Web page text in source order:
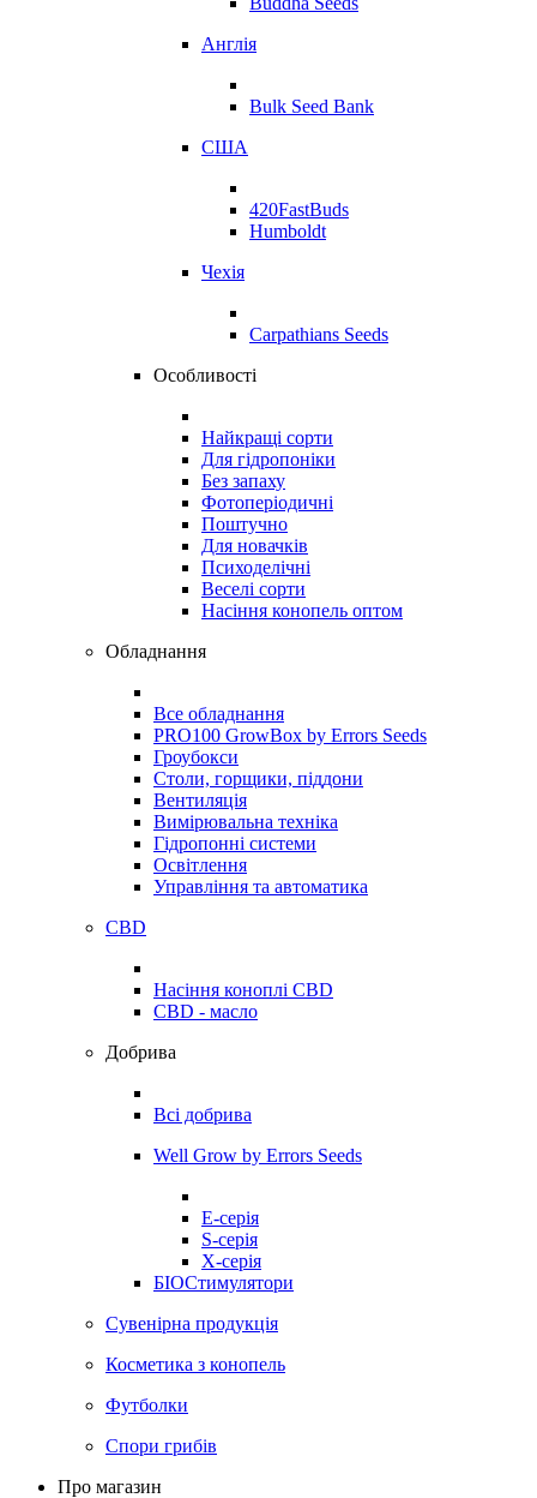
Англія
Bulk Seed Bank
США
420FastBuds
Humboldt
Чехія
Carpathians Seeds
Особливості
Найкращі сорти
Для гідропоніки
Без запаху
Фотоперіодичні
Поштучно
Для новачків
Психоделічні
Веселі сорти
Насіння конопель оптом
Обладнання
Все обладнання
PRO100 GrowBox by Errors Seeds
Гроубокси
Столи, горщики, піддони
Вентиляція
Вимірювальна техніка
Гідропонні системи
Освітлення
Управління та автоматика
CBD
Насіння коноплі CBD
CBD - масло
Добрива
Всі добрива
Well Grow by Errors Seeds
E-серія
S-серія
X-серія
БІОСтимулятори
Сувенірна продукція
Косметика з конопель
Футболки
Спори грибів
Про магазин